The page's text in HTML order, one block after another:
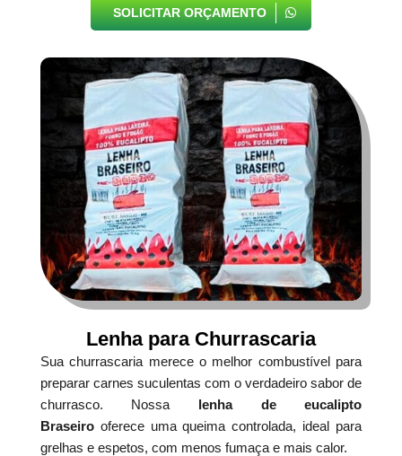
SOLICITAR ORÇAMENTO
Lenha para Churrascaria
Sua churrascaria merece o melhor combustível para
preparar carnes suculentas com o verdadeiro sabor de
churrasco. Nossa lenha de eucalipto
Braseirooferece uma queima controlada, ideal para
grelhas e espetos, com menos fumaça e mais calor.